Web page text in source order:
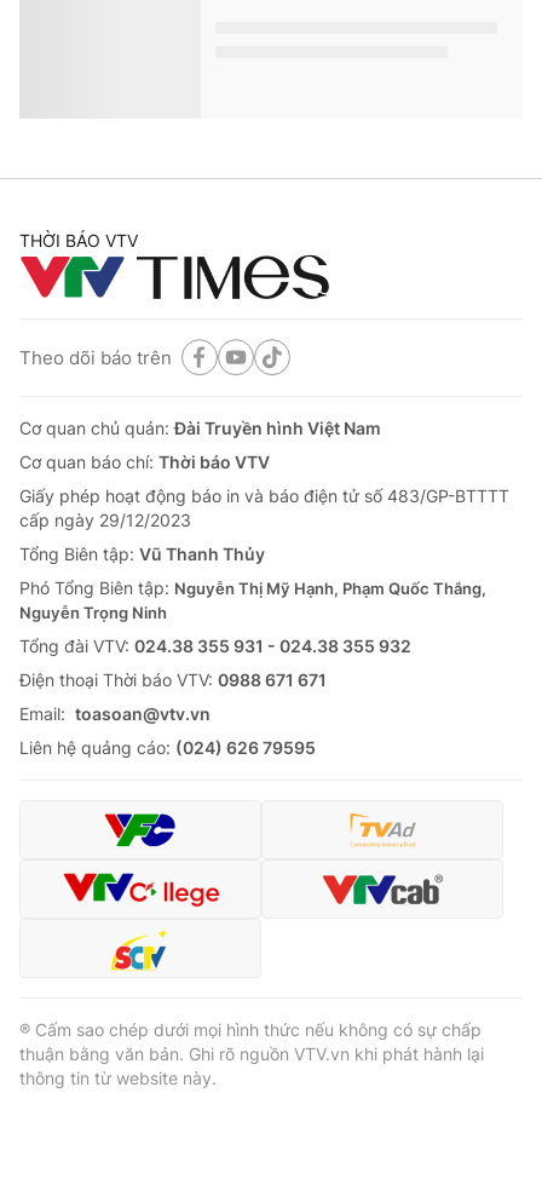
VTV.vn - Việt Nam đặt mục tiêu chấm dứt AIDS vào
năm 2030. Và mục tiêu ấy chỉ thành công khi việc "kỳ
thị và phân biệt đối xử người sống với HIV" không còn.
Cần quan tâm đến phòng tránh lây nhiễm
HIV trong nhóm đồng tính nam
VTV.vn - Tỷ lệ nhiễm đặc biệt tăng mạnh trong nhóm
nhất khi Việt Nam đạt mục tiêu kết thúc dịch bệnh...